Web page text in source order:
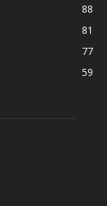
88
81
77
59